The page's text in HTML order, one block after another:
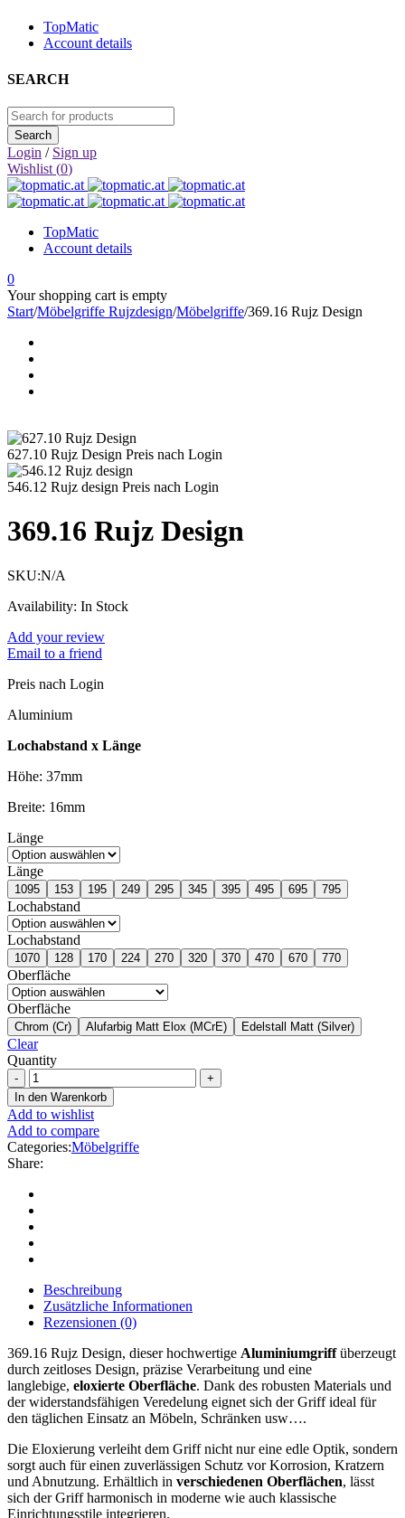
TopMatic
Account details
SEARCH
Login / Sign up
Wishlist (0)
TopMatic
Account details
0
Your shopping cart is empty
Start/Möbelgriffe Rujzdesign/Möbelgriffe/369.16 Rujz Design
627.10 Rujz Design Preis nach Login
546.12 Rujz design Preis nach Login
369.16 Rujz Design
SKU:N/A
Availability: In Stock
Add your review
Email to a friend
Preis nach Login
Aluminium
Lochabstand x Länge
Höhe: 37mm
Breite: 16mm
Länge
Länge
1095 153 195 249 295 345 395 495 695 795
Lochabstand
Lochabstand
1070 128 170 224 270 320 370 470 670 770
Oberfläche
Oberfläche
Chrom (Cr) Alufarbig Matt Elox (MCrE) Edelstall Matt (Silver)
Clear
Quantity
In den Warenkorb
Add to wishlist
Add to compare
Categories:Möbelgriffe
Share:
Beschreibung
Zusätzliche Informationen
Rezensionen (0)
369.16 Rujz Design, dieser hochwertige Aluminiumgriffüberzeugt
durch zeitloses Design, präzise Verarbeitung und eine
langlebige, eloxierte Oberfläche. Dank des robusten Materials und
der widerstandsfähigen Veredelung eignet sich der Griff ideal für
den täglichen Einsatz an Möbeln, Schränken usw….
Die Eloxierung verleiht dem Griff nicht nur eine edle Optik, sondern
sorgt auch für einen zuverlässigen Schutz vor Korrosion, Kratzern
und Abnutzung. Erhältlich in verschiedenen Oberflächen, lässt
sich der Griff harmonisch in moderne wie auch klassische
Einrichtungsstile integrieren.